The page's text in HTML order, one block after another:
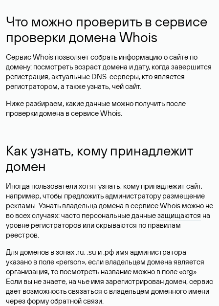
Что можно проверить в сервисе
проверки домена Whois
Сервис Whois позволяет собрать информацию о сайте по
домену: посмотреть возраст домена и дату, когда завершится
регистрация, актуальные DNS-серверы, кто является
регистратором, а также узнать, чей сайт.
Ниже разбираем, какие данные можно получить после
проверки домена в сервисе Whois.
Как узнать, кому принадлежит
домен
Иногда пользователи хотят узнать, кому принадлежит сайт,
например, чтобы предложить администратору размещение
рекламы. Узнать владельца домена в сервисе Whois можно не
во всех случаях: часто персональные данныезащищаются на
уровне регистраторов или скрываются по правилам
реестров.
Для доменов в зонах .ru, .su и .рф имя администратора
указано в поле «person», если владельцем домена является
организация, то посмотреть название можно в поле «org».
Если вы не знаете, на чье имя зарегистрирован домен, сервис
дает возможность связаться с владельцем доменного имени
через форму обратной связи.